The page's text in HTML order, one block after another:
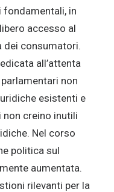
in
accesso al
dei consumatori.
all’attenta
non
esistenti e
creino inutili
Nel corso
politica sul
aumentata.
rilevanti per la